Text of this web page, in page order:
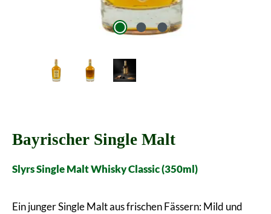
Bayrischer Single Malt
Slyrs Single Malt Whisky Classic (350ml)
Ein junger Single Malt aus frischen Fässern: Mild und